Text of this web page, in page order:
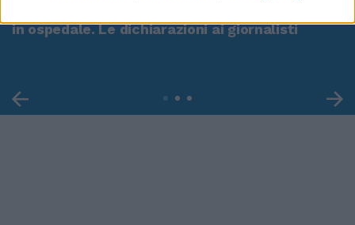
in ospedale. Le dichiarazioni ai giornalisti